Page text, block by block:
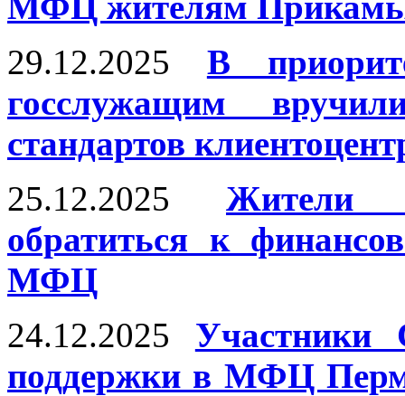
29.12.2025
В
госслужащим
стандартов
25.12.2025
Жители
обратиться к
МФЦ
24.12.2025
поддержки в МФЦ